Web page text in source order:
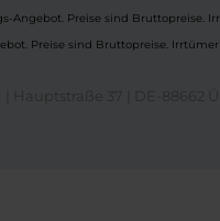
Angebot. Preise sind Bruttopreise.
Preise sind Bruttopreise.